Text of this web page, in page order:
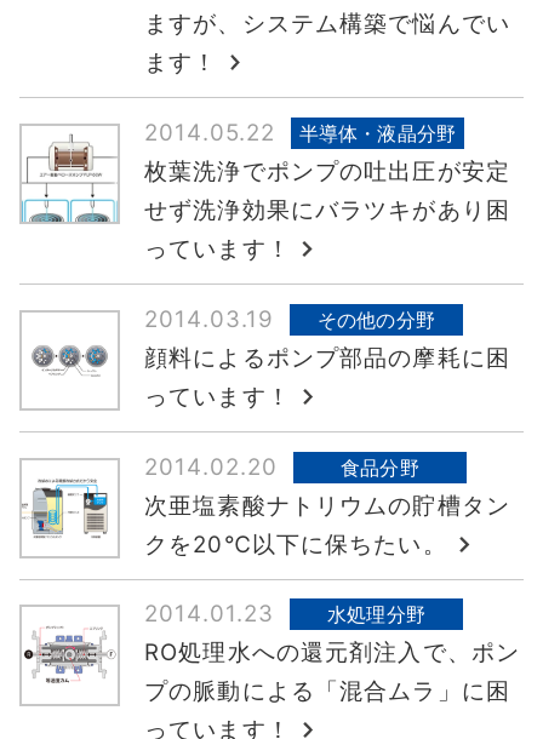
ますが、システム構築で悩んでい
ます！
2014.05.22 半導体・液晶分野
枚葉洗浄でポンプの吐出圧が安定
せず洗浄効果にバラツキがあり困
っています！
2014.03.19 その他の分野
顔料によるポンプ部品の摩耗に困
っています！
2014.02.20 食品分野
次亜塩素酸ナトリウムの貯槽タン
クを20℃以下に保ちたい。
2014.01.23 水処理分野
RO処理水への還元剤注入で、ポン
プの脈動による「混合ムラ」に困
っています！